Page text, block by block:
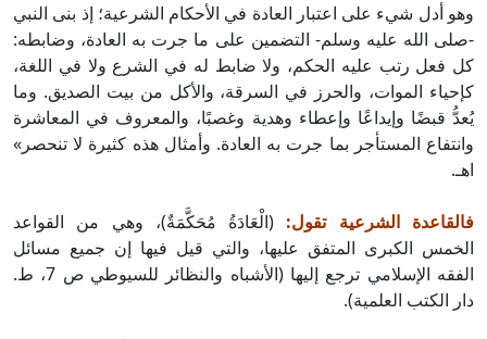
وهو أدل شيء على اعتبار العادة في الأحكام الشرعية؛ إذ بنى النبي
-صلى الله عليه وسلم- التضمين على ما جرت به العادة، وضابطه:
كل فعل رتب عليه الحكم، ولا ضابط له في الشرع ولا في اللغة،
كإحياء الموات، والحرز في السرقة، والأكل من بيت الصديق. وما
يُعدُّ قبضًا وإيداعًا وإعطاء وهدية وغصبًا، والمعروف في المعاشرة
وانتفاع المستأجر بما جرت به العادة. وأمثال هذه كثيرة لا تنحصر»
اهـ.
فالقاعدة الشرعية تقول: (الْعَادَةُ مُحَكَّمَةٌ)، وهي من القواعد
الخمس الكبرى المتفق عليها، والتي قيل فيها إن جميع مسائل
الفقه الإسلامي ترجع إليها (الأشباه والنظائر للسيوطي ص 7، ط.
دار الكتب العلمية).